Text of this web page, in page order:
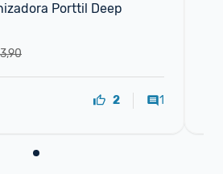
Porttil Deep
2 1